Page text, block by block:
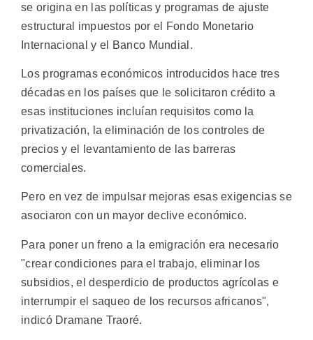
se origina en las políticas y programas de ajuste
estructural impuestos por el Fondo Monetario
Internacional y el Banco Mundial.
Los programas económicos introducidos hace tres
décadas en los países que le solicitaron crédito a
esas instituciones incluían requisitos como la
privatización, la eliminación de los controles de
precios y el levantamiento de las barreras
comerciales.
Pero en vez de impulsar mejoras esas exigencias se
asociaron con un mayor declive económico.
Para poner un freno a la emigración era necesario
"crear condiciones para el trabajo, eliminar los
subsidios, el desperdicio de productos agrícolas e
interrumpir el saqueo de los recursos africanos",
indicó Dramane Traoré.